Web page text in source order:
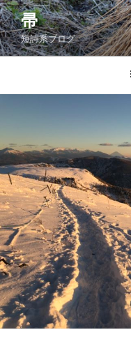
コ
ン
テ
ン
ッ
帚
短詩系ブログ